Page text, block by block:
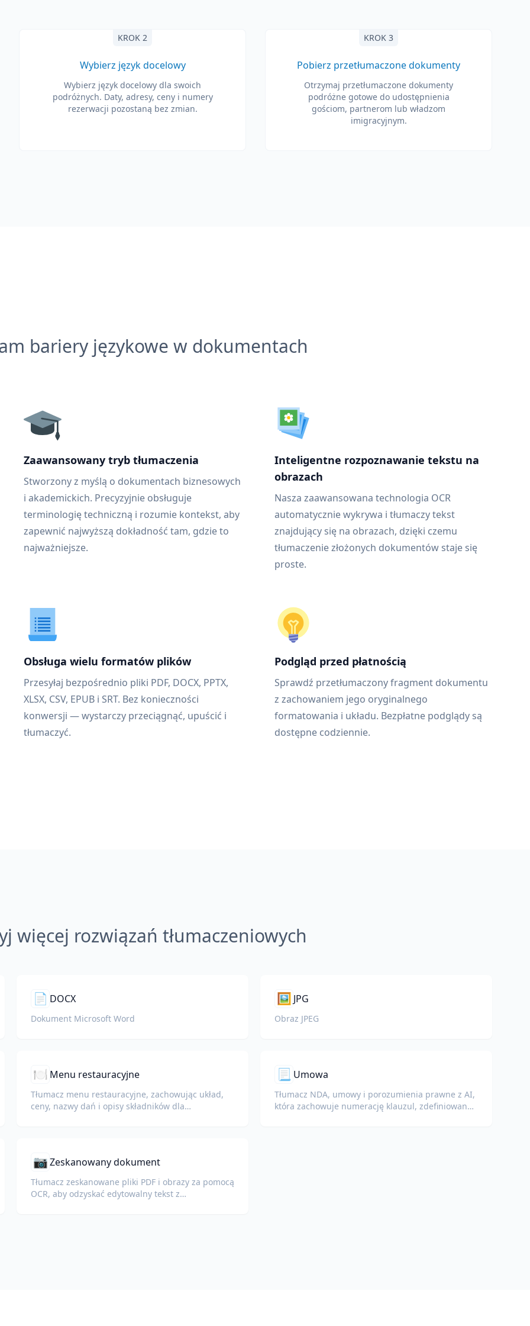
KROK 2
Wybierz język docelowy
Wybierz język docelowy dla swoich
podróżnych. Daty, adresy, ceny i numery
rezerwacji pozostaną bez zmian.
KROK 3
Pobierz przetłumaczone dokumenty
Otrzymaj przetłumaczone dokumenty
podróżne gotowe do udostępnienia
gościom, partnerom lub władzom
imigracyjnym.
bariery językowe w dokumentach
Zaawansowany tryb tłumaczenia
Stworzony z myślą o dokumentach biznesowych
i akademickich. Precyzyjnie obsługuje
terminologię techniczną i rozumie kontekst, aby
zapewnić najwyższą dokładność tam, gdzie to
najważniejsze.
Inteligentne rozpoznawanie tekstu na
obrazach
Nasza zaawansowana technologia OCR
automatycznie wykrywa i tłumaczy tekst
znajdujący się na obrazach, dzięki czemu
tłumaczenie złożonych dokumentów staje się
proste.
Obsługa wielu formatów plików
Przesyłaj bezpośrednio pliki PDF, DOCX, PPTX,
XLSX, CSV, EPUB i SRT. Bez konieczności
konwersji — wystarczy przeciągnąć, upuścić i
tłumaczyć.
Podgląd przed płatnością
Sprawdź przetłumaczony fragment dokumentu
z zachowaniem jego oryginalnego
formatowania i układu. Bezpłatne podglądy są
dostępne codziennie.
więcej rozwiązań tłumaczeniowych
📄 DOCX
Dokument Microsoft Word
🖼️ JPG
Obraz JPEG
🍽️ Menu restauracyjne
Tłumacz menu restauracyjne, zachowując układ,
ceny, nazwy dań i opisy składników dla
📃 Umowa
Tłumacz NDA, umowy i porozumienia prawne z AI,
która zachowuje numerację klauzul, zdefiniowane
📷Zeskanowany dokument
Tłumacz zeskanowane pliki PDF i obrazy za pomocą
OCR, aby odzyskać edytowalny tekst z